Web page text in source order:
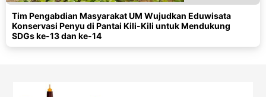
Tim Pengabdian Masyarakat UM Wujudkan Eduwisata
Konservasi Penyu di Pantai Kili-Kili untuk Mendukung
SDGs ke-13 dan ke-14